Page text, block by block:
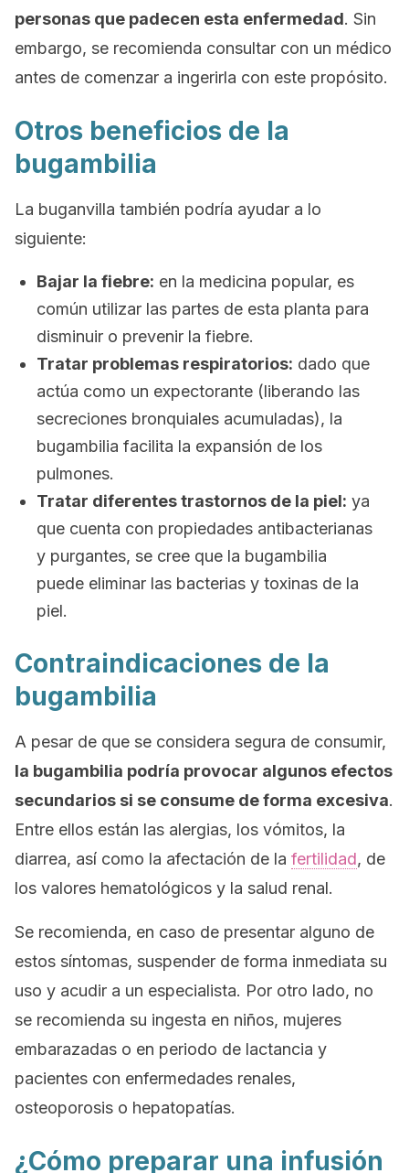
personas que padecen esta enfermedad. Sin
embargo, se recomienda consultar con un médico
antes de comenzar a ingerirla con este propósito.
Otros beneficios de la
bugambilia
La buganvilla también podría ayudar a lo
siguiente:
Bajar la fiebre: en la medicina popular, es
común utilizar las partes de esta planta para
disminuir o prevenir la fiebre.
Tratar problemas respiratorios: dado que
actúa como un expectorante (liberando las
secreciones bronquiales acumuladas), la
bugambilia facilita la expansión de los
pulmones.
Tratar diferentes trastornos de la piel: ya
que cuenta con propiedades antibacterianas
y purgantes, se cree que la bugambilia
puede eliminar las bacterias y toxinas de la
piel.
Contraindicaciones de la
bugambilia
A pesar de que se considera segura de consumir,
la bugambilia podría provocar algunos efectos
secundarios si se consume de forma excesiva.
Entre ellos están las alergias, los vómitos, la
diarrea, así como la afectación de la fertilidad, de
los valores hematológicos y la salud renal.
Se recomienda, en caso de presentar alguno de
estos síntomas, suspender de forma inmediata su
uso y acudir a un especialista. Por otro lado, no
se recomienda su ingesta en niños, mujeres
embarazadas o en periodo de lactancia y
pacientes con enfermedades renales,
osteoporosis o hepatopatías.
¿Cómo preparar una infusión